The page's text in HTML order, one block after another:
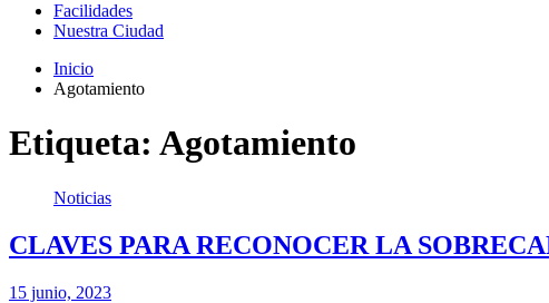
Facilidades
Nuestra Ciudad
Inicio
Agotamiento
Etiqueta: Agotamiento
Noticias
CLAVES PARA RECONOCER LA
15 junio, 2023